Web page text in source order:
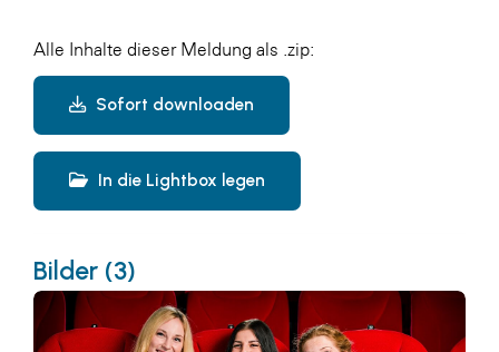
Alle Inhalte dieser Meldung als .zip:
Sofort downloaden
In die Lightbox legen
Bilder (3)